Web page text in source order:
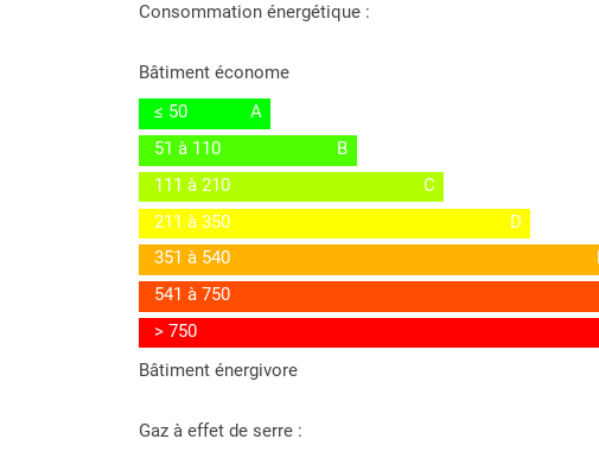
Consommation énergétique :
Bâtiment économe
≤ 50
A
51 à 110
B
111 à 210
C
211 à 350
D
351 à 540
541 à 750
> 750
Bâtiment énergivore
Gaz à effet de serre :